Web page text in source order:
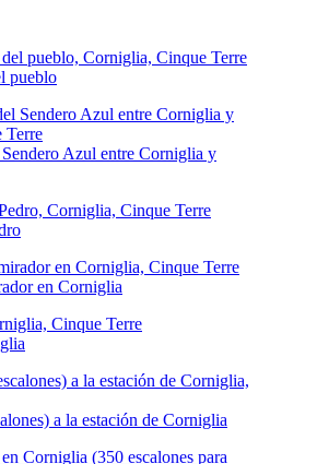
pueblo
Azul entre Corniglia y
en Corniglia
a la estación de Corniglia